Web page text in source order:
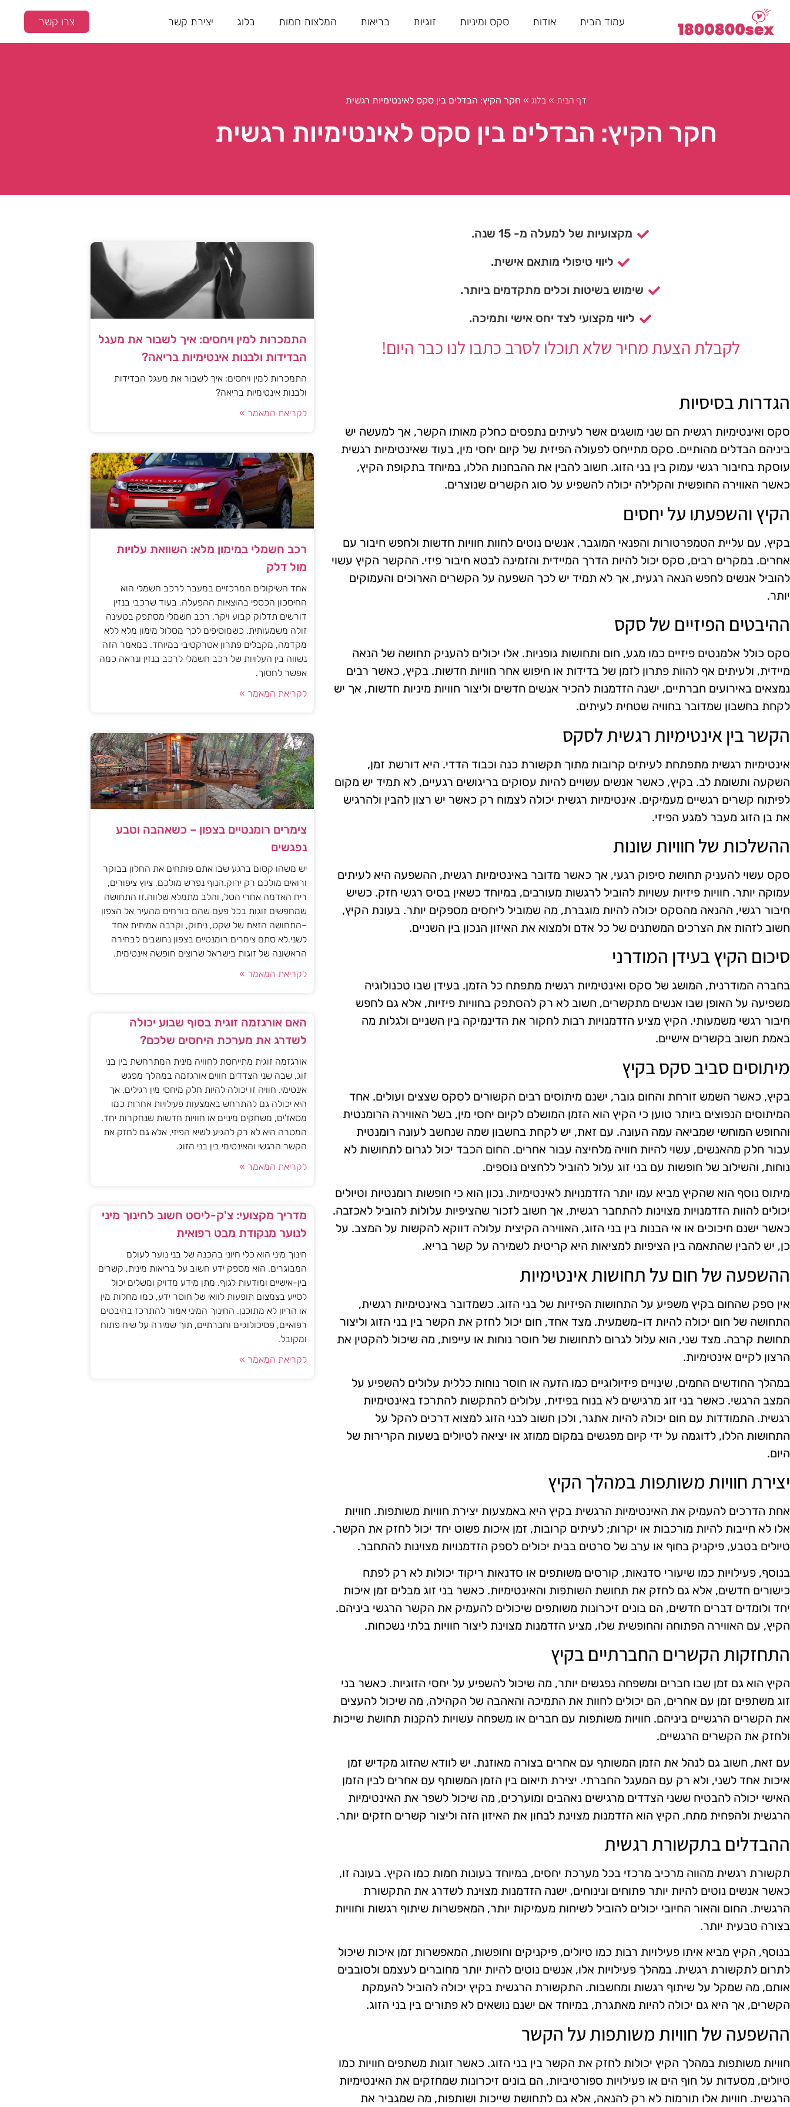
עמוד הבית אודות סקס ומיניות זוגיות בריאות המלצות חמות בלוג יצירת קשר צרו קשר
דף הבית » בלוג » חקר הקיץ: הבדלים בין סקס לאינטימיות רגשית
חקר הקיץ: הבדלים בין סקס לאינטימיות רגשית
מקצועיות של למעלה מ- 15 שנה.
ליווי טיפולי מותאם אישית.
שימוש בשיטות וכלים מתקדמים ביותר.
ליווי מקצועי לצד יחס אישי ותמיכה.
לקבלת הצעת מחיר שלא תוכלו לסרב כתבו לנו כבר היום!
הגדרות בסיסיות
סקס ואינטימיות רגשית הם שני מושגים אשר לעיתים נתפסים כחלק מאותו הקשר, אך למעשה יש
ביניהם הבדלים מהותיים. סקס מתייחס לפעולה הפיזית של קיום יחסי מין, בעוד שאינטימיות רגשית
עוסקת בחיבור רגשי עמוק בין בני הזוג. חשוב להבין את ההבחנות הללו, במיוחד בתקופת הקיץ,
כאשר האווירה החופשית והקלילה יכולה להשפיע על סוג הקשרים שנוצרים.
הקיץ והשפעתו על יחסים
בקיץ, עם עליית הטמפרטורות והפנאי המוגבר, אנשים נוטים לחוות חוויות חדשות ולחפש חיבור עם
אחרים. במקרים רבים, סקס יכול להיות הדרך המיידית והזמינה לבטא חיבור פיזי. ההקשר הקיץ עשוי
להוביל אנשים לחפש הנאה רגעית, אך לא תמיד יש לכך השפעה על הקשרים הארוכים והעמוקים
יותר.
ההיבטים הפיזיים של סקס
סקס כולל אלמנטים פיזיים כמו מגע, חום ותחושות גופניות. אלו יכולים להעניק תחושה של הנאה
מיידית, ולעיתים אף להוות פתרון לזמן של בדידות או חיפוש אחר חוויות חדשות. בקיץ, כאשר רבים
נמצאים באירועים חברתיים, ישנה הזדמנות להכיר אנשים חדשים וליצור חוויות מיניות חדשות, אך יש
לקחת בחשבון שמדובר בחוויה שטחית לעיתים.
הקשר בין אינטימיות רגשית לסקס
אינטימיות רגשית מתפתחת לעיתים קרובות מתוך תקשורת כנה וכבוד הדדי. היא דורשת זמן,
השקעה ותשומת לב. בקיץ, כאשר אנשים עשויים להיות עסוקים בריגושים רגעיים, לא תמיד יש מקום
לפיתוח קשרים רגשיים מעמיקים. אינטימיות רגשית יכולה לצמוח רק כאשר יש רצון להבין ולהרגיש
את בן הזוג מעבר למגע הפיזי.
ההשלכות של חוויות שונות
סקס עשוי להעניק תחושת סיפוק רגעי, אך כאשר מדובר באינטימיות רגשית, ההשפעה היא לעיתים
עמוקה יותר. חוויות פיזיות עשויות להוביל לרגשות מעורבים, במיוחד כשאין בסיס רגשי חזק. כשיש
חיבור רגשי, ההנאה מהסקס יכולה להיות מוגברת, מה שמוביל ליחסים מספקים יותר. בעונת הקיץ,
חשוב לזהות את הצרכים המשתנים של כל אדם ולמצוא את האיזון הנכון בין השניים.
סיכום הקיץ בעידן המודרני
בחברה המודרנית, המושג של סקס ואינטימיות רגשית מתפתח כל הזמן. בעידן שבו טכנולוגיה
משפיעה על האופן שבו אנשים מתקשרים, חשוב לא רק להסתפק בחוויות פיזיות, אלא גם לחפש
חיבור רגשי משמעותי. הקיץ מציע הזדמנויות רבות לחקור את הדינמיקה בין השניים ולגלות מה
באמת חשוב בקשרים אישיים.
מיתוסים סביב סקס בקיץ
בקיץ, כאשר השמש זורחת והחום גובר, ישנם מיתוסים רבים הקשורים לסקס שצצים ועולים. אחד
המיתוסים הנפוצים ביותר טוען כי הקיץ הוא הזמן המושלם לקיום יחסי מין, בשל האווירה הרומנטית
והחופש המוחשי שמביאה עמה העונה. עם זאת, יש לקחת בחשבון שמה שנחשב לעונה רומנטית
עבור חלק מהאנשים, עשוי להיות חוויה מלחיצה עבור אחרים. החום הכבד יכול לגרום לתחושות לא
נוחות, והשילוב של חופשות עם בני זוג עלול להוביל ללחצים נוספים.
מיתוס נוסף הוא שהקיץ מביא עמו יותר הזדמנויות לאינטימיות. נכון הוא כי חופשות רומנטיות וטיולים
יכולים להוות הזדמנויות מצוינות להתחבר רגשית, אך חשוב לזכור שהציפיות עלולות להוביל לאכזבה.
כאשר ישנם חיכוכים או אי הבנות בין בני הזוג, האווירה הקיצית עלולה דווקא להקשות על המצב. על
כן, יש להבין שהתאמה בין הציפיות למציאות היא קריטית לשמירה על קשר בריא.
ההשפעה של חום על תחושות אינטימיות
אין ספק שהחום בקיץ משפיע על התחושות הפיזיות של בני הזוג. כשמדובר באינטימיות רגשית,
התחושה של חום יכולה להיות דו-משמעית. מצד אחד, חום יכול לחזק את הקשר בין בני הזוג וליצור
תחושת קרבה. מצד שני, הוא עלול לגרום לתחושות של חוסר נוחות או עייפות, מה שיכול להקטין את
הרצון לקיים אינטימיות.
במהלך החודשים החמים, שינויים פיזיולוגיים כמו הזעה או חוסר נוחות כללית עלולים להשפיע על
המצב הרגשי. כאשר בני זוג מרגישים לא בנוח בפיזית, עלולים להתקשות להתרכז באינטימיות
רגשית. התמודדות עם חום יכולה להיות אתגר, ולכן חשוב לבני הזוג למצוא דרכים להקל על
התחושות הללו, לדוגמה על ידי קיום מפגשים במקום ממוזג או יציאה לטיולים בשעות הקרירות של
היום.
יצירת חוויות משותפות במהלך הקיץ
אחת הדרכים להעמיק את האינטימיות הרגשית בקיץ היא באמצעות יצירת חוויות משותפות. חוויות
אלו לא חייבות להיות מורכבות או יקרות; לעיתים קרובות, זמן איכות פשוט יחד יכול לחזק את הקשר.
טיולים בטבע, פיקניק בחוף או ערב של סרטים בבית יכולים לספק הזדמנויות מצוינות להתחבר.
בנוסף, פעילויות כמו שיעורי סדנאות, קורסים משותפים או סדנאות ריקוד יכולות לא רק לפתח
כישורים חדשים, אלא גם לחזק את תחושת השותפות והאינטימיות. כאשר בני זוג מבלים זמן איכות
יחד ולומדים דברים חדשים, הם בונים זיכרונות משותפים שיכולים להעמיק את הקשר הרגשי ביניהם.
הקיץ, עם האווירה הפתוחה והחופשית שלו, מציע הזדמנות מצוינת ליצור חוויות בלתי נשכחות.
התחזקות הקשרים החברתיים בקיץ
הקיץ הוא גם זמן שבו חברים ומשפחה נפגשים יותר, מה שיכול להשפיע על יחסי הזוגיות. כאשר בני
זוג משתפים זמן עם אחרים, הם יכולים לחוות את התמיכה והאהבה של הקהילה, מה שיכול להעצים
את הקשרים הרגשיים ביניהם. חוויות משותפות עם חברים או משפחה עשויות להקנות תחושת שייכות
ולחזק את הקשרים הרגשיים.
עם זאת, חשוב גם לנהל את הזמן המשותף עם אחרים בצורה מאוזנת. יש לוודא שהזוג מקדיש זמן
איכות אחד לשני, ולא רק עם המעגל החברתי. יצירת תיאום בין הזמן המשותף עם אחרים לבין הזמן
האישי יכולה להבטיח ששני הצדדים מרגישים נאהבים ומוערכים, מה שיכול לשפר את האינטימיות
הרגשית ולהפחית מתח. הקיץ הוא הזדמנות מצוינת לבחון את האיזון הזה וליצור קשרים חזקים יותר.
ההבדלים בתקשורת רגשית
תקשורת רגשית מהווה מרכיב מרכזי בכל מערכת יחסים, במיוחד בעונות חמות כמו הקיץ. בעונה זו,
כאשר אנשים נוטים להיות יותר פתוחים ונינוחים, ישנה הזדמנות מצוינת לשדרג את התקשורת
הרגשית. החום והאור החיובי יכולים להוביל לשיחות מעמיקות יותר, המאפשרות שיתוף רגשות וחוויות
בצורה טבעית יותר.
בנוסף, הקיץ מביא איתו פעילויות רבות כמו טיולים, פיקניקים וחופשות, המאפשרות זמן איכות שיכול
לתרום לתקשורת רגשית. במהלך פעילויות אלו, אנשים נוטים להיות יותר מחוברים לעצמם ולסובבים
אותם, מה שמקל על שיתוף רגשות ומחשבות. התקשורת הרגשית בקיץ יכולה להוביל להעמקת
הקשרים, אך היא גם יכולה להיות מאתגרת, במיוחד אם ישנם נושאים לא פתורים בין בני הזוג.
ההשפעה של חוויות משותפות על הקשר
חוויות משותפות במהלך הקיץ יכולות לחזק את הקשר בין בני הזוג. כאשר זוגות משתפים חוויות כמו
טיולים, מסעדות על חוף הים או פעילויות ספורטיביות, הם בונים זיכרונות שמחזקים את האינטימיות
הרגשית. חוויות אלו תורמות לא רק להנאה, אלא גם לתחושת שייכות ושותפות, מה שמגביר את
התמכרות למין ויחסים: איך לשבור את מעגל
הבדידות ולבנות אינטימיות בריאה?
התמכרות למין ויחסים: איך לשבור את מעגל הבדידות
ולבנות אינטימיות בריאה?
לקריאת המאמר »
רכב חשמלי במימון מלא: השוואת עלויות
מול דלק
אחד השיקולים המרכזיים במעבר לרכב חשמלי הוא
החיסכון הכספי בהוצאות ההפעלה. בעוד שרכבי בנזין
דורשים תדלוק קבוע ויקר, רכב חשמלי מסתפק בטעינה
זולה משמעותית. כשמוסיפים לכך מסלול מימון מלא ללא
מקדמה, מקבלים פתרון אטרקטיבי במיוחד. במאמר הזה
נשווה בין העלויות של רכב חשמלי לרכב בנזין ונראה כמה
אפשר לחסוך.
לקריאת המאמר »
צימרים רומנטיים בצפון – כשאהבה וטבע
נפגשים
יש משהו קסום ברגע שבו אתם פותחים את החלון בבוקר
ורואים מולכם רק ירוק.הנוף נפרש מולכם, ציוץ ציפורים,
ריח האדמה אחרי הטל, והלב מתמלא שלווה.זו התחושה
שמחפשים זוגות בכל פעם שהם בורחים מהעיר אל הצפון
–התחושה הזאת של שקט, ניתוק, וקרבה אמיתית אחד
לשני.לא סתם צימרים רומנטיים בצפון נחשבים לבחירה
הראשונה של זוגות בישראל שרוצים חופשה אינטימית.
לקריאת המאמר »
האם אורגזמה זוגית בסוף שבוע יכולה
לשדרג את מערכת היחסים שלכם?
אורגזמה זוגית מתייחסת לחוויה מינית המתרחשת בין בני
זוג, שבה שני הצדדים חווים אורגזמה במהלך מפגש
אינטימי. חוויה זו יכולה להיות חלק מיחסי מין רגילים, אך
היא יכולה גם להתרחש באמצעות פעילויות אחרות כמו
מסאז'ים, משחקים מיניים או חוויות חדשות שנחקרות יחד.
המטרה היא לא רק להגיע לשיא הפיזי, אלא גם לחזק את
הקשר הרגשי והאינטימי בין בני הזוג.
לקריאת המאמר »
מדריך מקצועי: צ'ק-ליסט חשוב לחינוך מיני
לנוער מנקודת מבט רפואית
חינוך מיני הוא כלי חיוני בהכנה של בני נוער לעולם
המבוגרים. הוא מספק ידע חשוב על בריאות מינית, קשרים
בין-אישיים ומודעות לגוף. מתן מידע מדויק ומשלים יכול
לסייע בצמצום תופעות לוואי של חוסר ידע, כמו מחלות מין
או הריון לא מתוכנן. החינוך המיני אמור להתרכז בהיבטים
רפואיים, פסיכולוגיים וחברתיים, תוך שמירה על שיח פתוח
ומקובל.
לקריאת המאמר »